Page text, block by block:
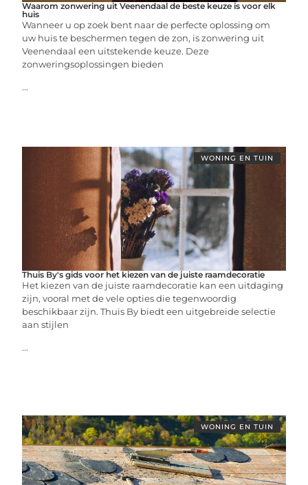
Waarom zonwering uit Veenendaal de beste keuze is voor elk
huis
Wanneer u op zoek bent naar de perfecte oplossing om
uw huis te beschermen tegen de zon, is zonwering uit
Veenendaal een uitstekende keuze. Deze
zonweringsoplossingen bieden
...
WONING EN TUIN
Thuis By's gids voor het kiezen van de juiste raamdecoratie
Het kiezen van de juiste raamdecoratie kan een uitdaging
zijn, vooral met de vele opties die tegenwoordig
beschikbaar zijn. Thuis By biedt een uitgebreide selectie
aan stijlen
...
WONING EN TUIN